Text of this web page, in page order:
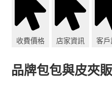
收費價格 店家資訊 客
品牌包包與皮夾